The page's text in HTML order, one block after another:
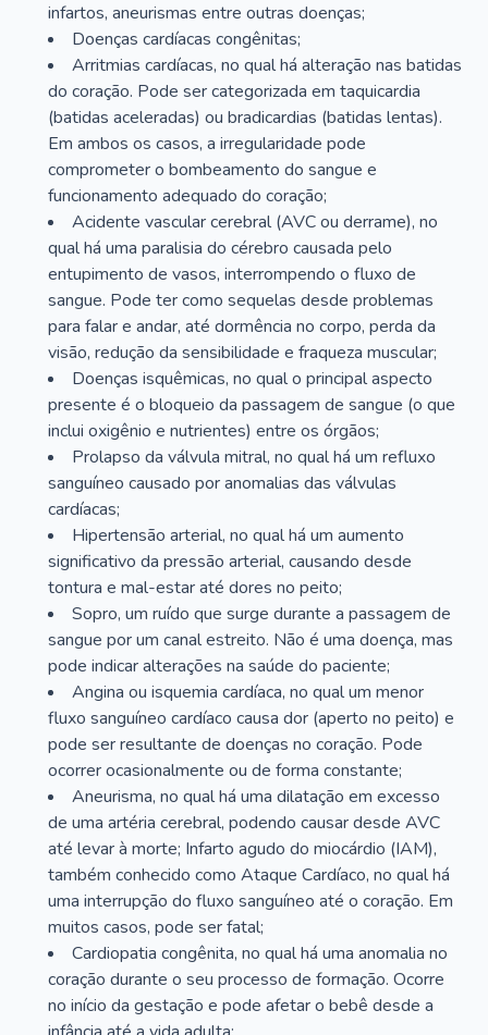
infartos, aneurismas entre outras doenças;
Doenças cardíacas congênitas;
Arritmias cardíacas, no qual há alteração nas batidas
do coração. Pode ser categorizada em taquicardia
(batidas aceleradas) ou bradicardias (batidas lentas).
Em ambos os casos, a irregularidade pode
comprometer o bombeamento do sangue e
funcionamento adequado do coração;
Acidente vascular cerebral (AVC ou derrame), no
qual há uma paralisia do cérebro causada pelo
entupimento de vasos, interrompendo o fluxo de
sangue. Pode ter como sequelas desde problemas
para falar e andar, até dormência no corpo, perda da
visão, redução da sensibilidade e fraqueza muscular;
Doenças isquêmicas, no qual o principal aspecto
presente é o bloqueio da passagem de sangue (o que
inclui oxigênio e nutrientes) entre os órgãos;
Prolapso da válvula mitral, no qual há um refluxo
sanguíneo causado por anomalias das válvulas
cardíacas;
Hipertensão arterial, no qual há um aumento
significativo da pressão arterial, causando desde
tontura e mal-estar até dores no peito;
Sopro, um ruído que surge durante a passagem de
sangue por um canal estreito. Não é uma doença, mas
pode indicar alterações na saúde do paciente;
Angina ou isquemia cardíaca, no qual um menor
fluxo sanguíneo cardíaco causa dor (aperto no peito) e
pode ser resultante de doenças no coração. Pode
ocorrer ocasionalmente ou de forma constante;
Aneurisma, no qual há uma dilatação em excesso
de uma artéria cerebral, podendo causar desde AVC
até levar à morte; Infarto agudo do miocárdio (IAM),
também conhecido como Ataque Cardíaco, no qual há
uma interrupção do fluxo sanguíneo até o coração. Em
muitos casos, pode ser fatal;
Cardiopatia congênita, no qual há uma anomalia no
coração durante o seu processo de formação. Ocorre
no início da gestação e pode afetar o bebê desde a